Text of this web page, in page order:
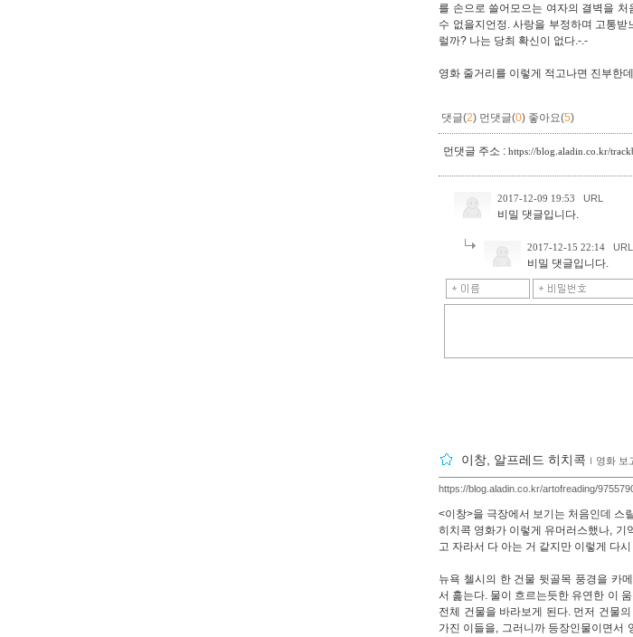
를 손으로 쓸어모으는 여자의 결벽을
수 없을지언정. 사랑을 부정하며 고통
럴까? 나는 당최 확신이 없다.-.-
영화 줄거리를 이렇게 적고나면 진부한
댓글(2) 먼댓글(0) 좋아요(5)
먼댓글 주소 : https://blog.aladin.co.kr/
2017-12-09 19:53 URL
비밀 댓글입니다.
2017-12-15 22:14 URL
비밀 댓글입니다.
이창, 알프레드 히치콕 ｌ 영화 보
https://blog.aladin.co.kr/artofreading/
<이창>을 극장에서 보기는 처음인데 스
히치콕 영화가 이렇게 유머러스했나, 기
고 자라서 다 아는 거 같지만 이렇게 다
뉴욕 첼시의 한 건물 뒷골목 풍경을 카
서 훑는다. 물이 흐르는듯한 유연한 이
전체 건물을 바라보게 된다. 먼저 건물
가진 이들을, 그러니까 등장인물이면서